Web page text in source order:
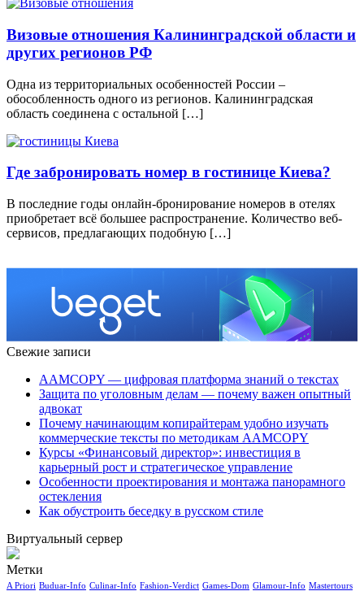
Визовые отношения Калининградской области и
других регионов РФ
Одна из территориальных особенностей России –
обособленность одного из регионов. Калининградская
область соединена с остальной […]
Где забронировать номер в гостинице Киева?
В последние годы онлайн-бронирование номеров в отелях
приобретает всё большее распространение. Количество веб-
сервисов, предлагающих подобную […]
Свежие записи
AAMCOPY — цифровая платформа знаний о текстах
Защита по уголовным делам — почему важен опытный
адвокат
Почему начинающим копирайтерам удобно изучать
коммерческие тексты по методикам AAMCOPY
Курсы «Финансовый директор»: инвестиция в
карьерный рост и стратегическое управление
Особенности проектирования и монтажа панорамного
остекления
Как обустроить беседку в русском стиле
Виртуальный сервер
Метки
A Priori Buduar-Info Culinar-Info Fashion-Verdict Games-Dom Glamour-Info Mastertours